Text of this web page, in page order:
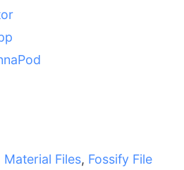
Material Files, Fossify File